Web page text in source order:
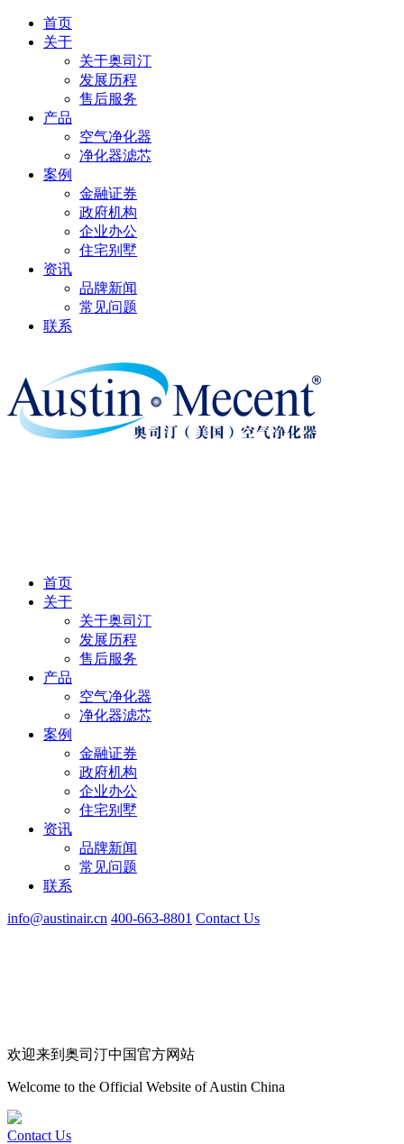
首页
关于
关于奥司汀
发展历程
售后服务
产品
空气净化器
净化器滤芯
案例
金融证券
政府机构
企业办公
住宅别墅
资讯
品牌新闻
常见问题
联系
首页
关于
关于奥司汀
发展历程
售后服务
产品
空气净化器
净化器滤芯
案例
金融证券
政府机构
企业办公
住宅别墅
资讯
品牌新闻
常见问题
联系
info@austinair.cn 400-663-8801 Contact Us
欢迎来到奥司汀中国官方网站
Welcome to the Official Website of Austin China
Contact Us